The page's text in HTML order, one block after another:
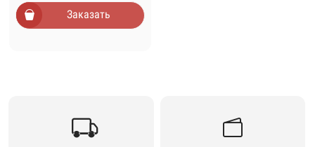
Заказать